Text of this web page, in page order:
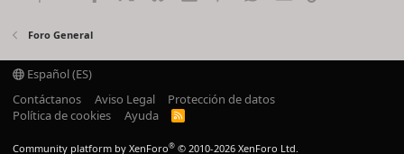
Foro General
Español (ES)
Contáctanos
Aviso Legal
Protección de datos
Política de cookies
Ayuda
R
Community platform by XenForo® © 2010-2026 XenForo Ltd.